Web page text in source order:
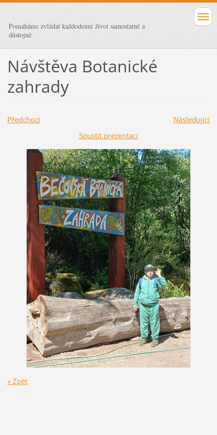
Pomáháme zvládat každodenní život samostatně a
důstojně
Návštěva Botanické
zahrady
Předchozí
Následující
Spustit prezentaci
« Zpět